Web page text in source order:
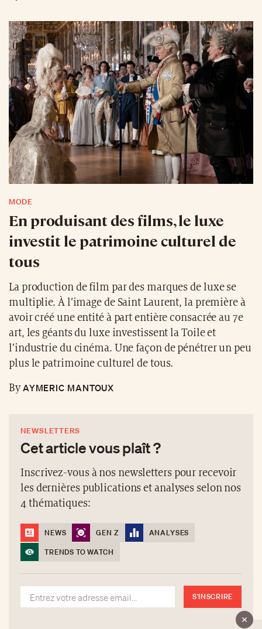
MODE
En produisant des films, le luxe
investit le patrimoine culturel de
tous
La production de film par des marques de luxe se
multiplie. À l’image de Saint Laurent, la première à
avoir créé une entité à part entière consacrée au 7e
art, les géants du luxe investissent la Toile et
l’industrie du cinéma. Une façon de pénétrer un peu
plus le patrimoine culturel de tous.
ByAYMERIC MANTOUX
NEWSLETTERS
Cet article vous plaît ?
Inscrivez-vous à nos newsletters pour recevoir
les dernières publications et analyses selon nos
4 thématiques:
NEWS GEN Z
ANALYSES
TRENDS TO WATCH
S'INSCRIRE